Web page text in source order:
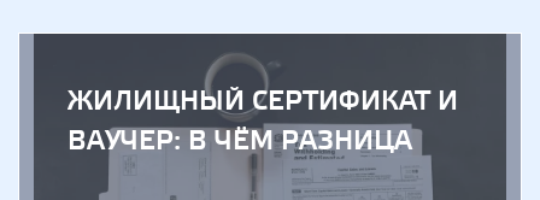
ЖИЛИЩНЫЙ СЕРТИФИКАТ И
ВАУЧЕР: В ЧЁМ РАЗНИЦА